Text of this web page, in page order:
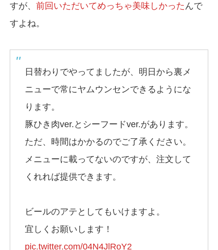
すが、 前回いただいてめっちゃ美味しかった んで
すよね。
日替わりでやってましたが、明日から裏メ
ニューで常にヤムウンセンできるようにな
ります。
豚ひき肉ver.とシーフードver.があります。
ただ、時間はかかるのでご了承ください。
メニューに載ってないのですが、注文して
くれれば提供できます。
ビールのアテとしてもいけますよ。
宜しくお願いします！
pic.twitter.com/04N4JlRoY2